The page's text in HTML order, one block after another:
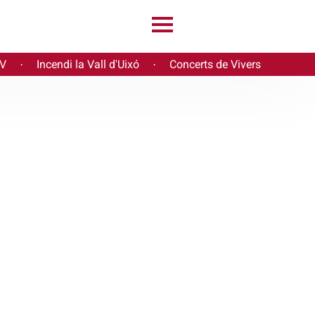
· Incendi la Vall d'Uixó · Concerts de Vivers